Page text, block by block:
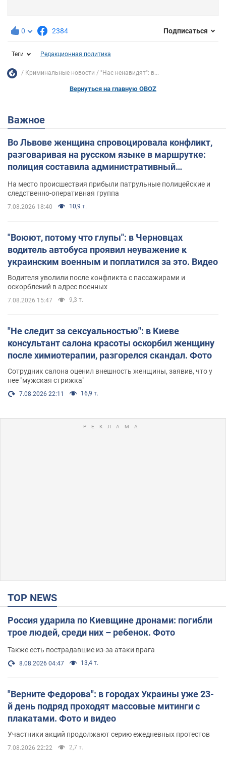
0 2384 Подписаться
Теги Редакционная политика
Криминальные новости "Нас ненавидят": в...
Вернуться на главную OBOZ
Важное
Во Львове женщина спровоцировала конфликт,
разговаривая на русском языке в маршрутке:
полиция составила административный
На место происшествия прибыли патрульные полицейские и
следственно-оперативная группа
7.08.2026 18:40 10,9 т.
"Воюют, потому что глупы": в Черновцах
водитель автобуса проявил неуважение к
украинским военным и поплатился за это. Видео
Водителя уволили после конфликта с пассажирами и
оскорблений в адрес военных
7.08.2026 15:47 9,3 т.
"Не следит за сексуальностью": в Киеве
консультант салона красоты оскорбил женщину
после химиотерапии, разгорелся скандал. Фото
Сотрудник салона оценил внешность женщины, заявив, что у
нее "мужская стрижка"
7.08.2026 22:11 16,9 т.
TOP NEWS
Россия ударила по Киевщине дронами: погибли
трое людей, среди них – ребенок. Фото
Также есть пострадавшие из-за атаки врага
8.08.2026 04:47 13,4 т.
"Верните Федорова": в городах Украины уже 23-
й день подряд проходят массовые митинги с
плакатами. Фото и видео
Участники акций продолжают серию ежедневных протестов
7.08.2026 22:22 2,7 т.